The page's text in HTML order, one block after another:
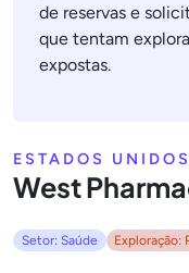
de reservas e
que tentam
expostas.
ESTADOS UNIDOS
West
Setor: Saúde Exploração: